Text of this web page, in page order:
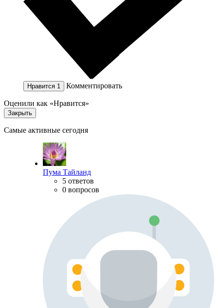
Нравится 1 Комментировать
Оценили как «Нравится»
Закрыть
Самые активные сегодня
Пума Тайланд
5 ответов
0 вопросов